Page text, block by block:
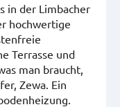
in der Limbacher
hochwertige
Terrasse und
man braucht,
Zewa. Ein